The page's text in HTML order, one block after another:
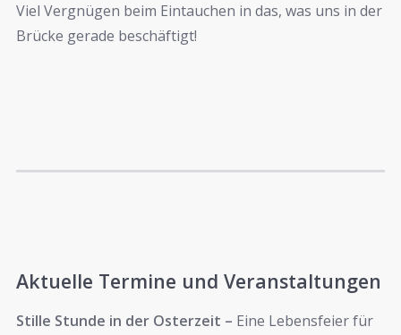
Viel Vergnügen beim Eintauchen in das, was uns in der
Brücke gerade beschäftigt!
Aktuelle Termine und Veranstaltungen
Stille Stunde in der Osterzeit – Eine Lebensfeier für